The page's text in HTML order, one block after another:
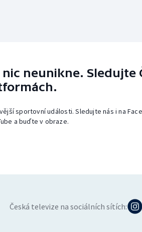
neunikne. Sledujte
sportovní události. Sledujte nás i na
a buďte v obraze.
Česká televize na sociálních sítích: